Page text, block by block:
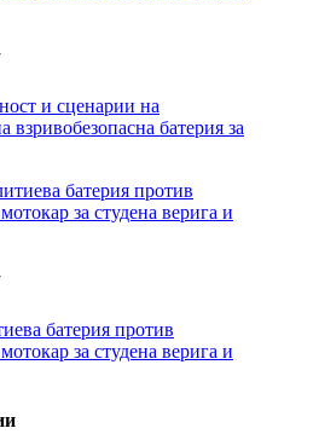
и сценарии на
взривобезопасна батерия за
батерия против
за студена верига и